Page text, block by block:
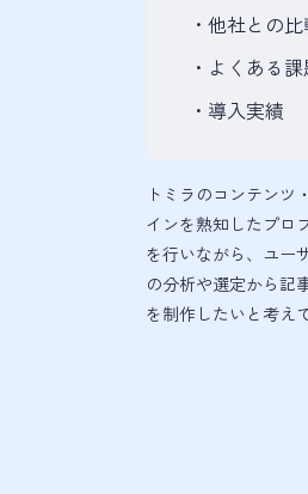
・ 他社との
・ よくある
・ 導入実績
トミラのコンテン
インを熟知したプロ
を行いながら、ユー
の分析や選定から記
を制作したいと考え